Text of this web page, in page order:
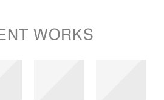
WORKS